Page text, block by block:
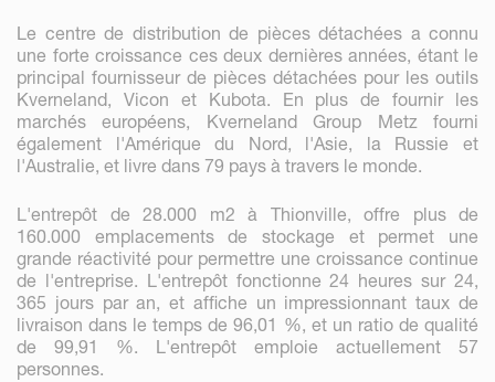
Le centre de distribution de pièces détachées a connu
une forte croissance ces deux dernières années, étant le
principal fournisseur de pièces détachées pour les outils
Kverneland, Vicon et Kubota. En plus de fournir les
marchés européens, Kverneland Group Metz fourni
également l'Amérique du Nord, l'Asie, la Russie et
l'Australie, et livre dans 79 pays à travers le monde.
L'entrepôt de 28.000 m2 à Thionville, offre plus de
160.000 emplacements de stockage et permet une
grande réactivité pour permettre une croissance continue
de l'entreprise. L'entrepôt fonctionne 24 heures sur 24,
365 jours par an, et affiche un impressionnant taux de
livraison dans le temps de 96,01 %, et un ratio de qualité
de 99,91 %. L'entrepôt emploie actuellement 57
personnes.